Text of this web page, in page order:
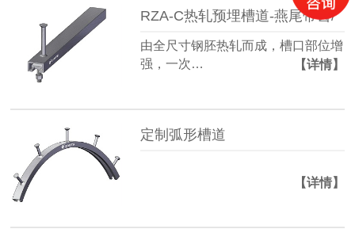
RZA-C热轧预埋槽道-燕尾带齿/
由全尺寸钢胚热轧而成，槽口部位增
强，一次…
【详情】
定制弧形槽道
【详情】